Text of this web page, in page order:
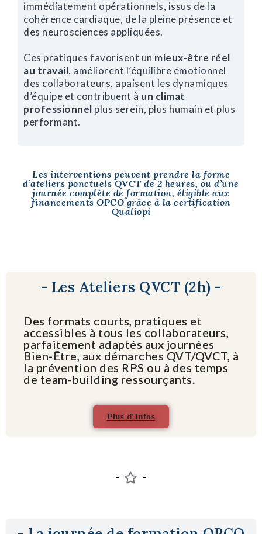
immédiatement opérationnels, issus de la
cohérence cardiaque, de la pleine présence et
des neurosciences appliquées.
Ces pratiques favorisent un mieux-être réel
au travail, améliorent l’équilibre émotionnel
des collaborateurs, apaisent les dynamiques
d’équipe et contribuent à un climat
professionnel plus serein, plus humain et plus
performant.
Les interventions peuvent prendre la forme
d’ateliers ponctuels QVCT de 2 heures, ou d’une
journée complète de formation, éligible aux
financements OPCO grâce à la certification
Qualiopi
- Les Ateliers QVCT (2h) -
Des formats courts, pratiques et
accessibles à tous les collaborateurs,
parfaitement adaptés aux journées
Bien-Être, aux démarches QVT/QVCT, à
la prévention des RPS ou à des temps
de team-building ressourçants.
Plus d'Infos